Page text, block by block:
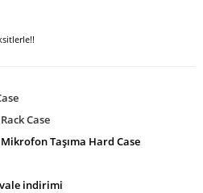
Case
Taşıma Hard Case
indirimi